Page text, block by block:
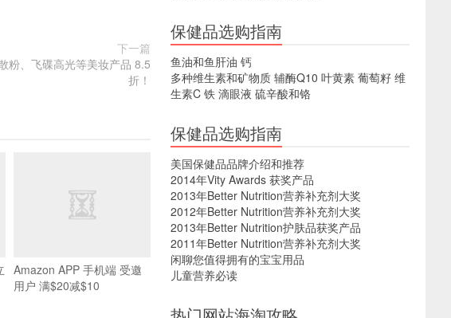
下一篇
粉、飞碟高光等美妆产品 8.5
折！
Amazon APP 手机端 受邀
用户 满$20减$10
保健品选购指南
鱼油和鱼肝油 钙
多种维生素和矿物质 辅酶Q10 叶黄素 葡萄籽 维
生素C 铁 滴眼液 硫辛酸和铬
保健品选购指南
美国保健品品牌介绍和推荐
2014年Vity Awards 获奖产品
2013年Better Nutrition营养补充剂大奖
2012年Better Nutrition营养补充剂大奖
2013年Better Nutrition护肤品获奖产品
2011年Better Nutrition营养补充剂大奖
闲聊您值得拥有的宝宝用品
儿童营养必读